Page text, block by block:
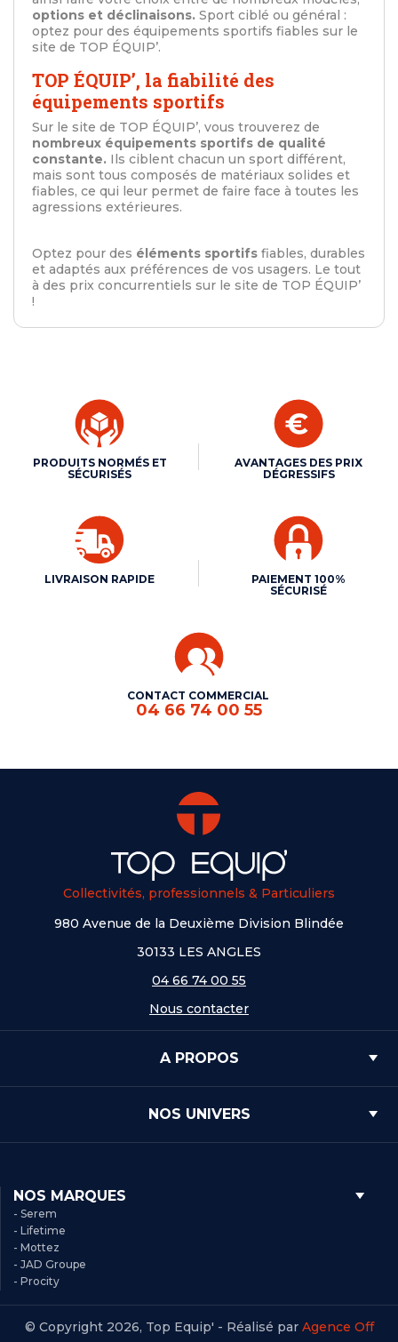
options et déclinaisons. Sport ciblé ou général :
optez pour des équipements sportifs fiables sur le
site de TOP ÉQUIP’.
TOP ÉQUIP’, la fiabilité des
équipements sportifs
Sur le site de TOP ÉQUIP’, vous trouverez de
nombreux équipements sportifs de qualité
constante. Ils ciblent chacun un sport différent,
mais sont tous composés de matériaux solides et
fiables, ce qui leur permet de faire face à toutes les
agressions extérieures.
Optez pour des éléments sportifs fiables, durables
et adaptés aux préférences de vos usagers. Le tout
à des prix concurrentiels sur le site de TOP ÉQUIP’
!
PRODUITS NORMÉS ET
SÉCURISÉS
AVANTAGES DES PRIX
DÉGRESSIFS
LIVRAISON RAPIDE
PAIEMENT 100%
SÉCURISÉ
CONTACT COMMERCIAL
04 66 74 00 55
Collectivités, professionnels & Particuliers
980 Avenue de la Deuxième Division Blindée
30133 LES ANGLES
04 66 74 00 55
Nous contacter
A PROPOS
NOS UNIVERS
NOS MARQUES
- Serem
- Lifetime
- Mottez
- JAD Groupe
- Procity
© Copyright 2026, Top Equip' - Réalisé par Agence Off